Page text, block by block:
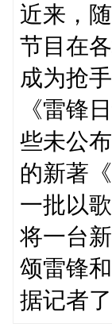
近来，
节目在
成为抢
《雷锋
些未公
的新著
一批以
将一台
颂雷锋
据记者